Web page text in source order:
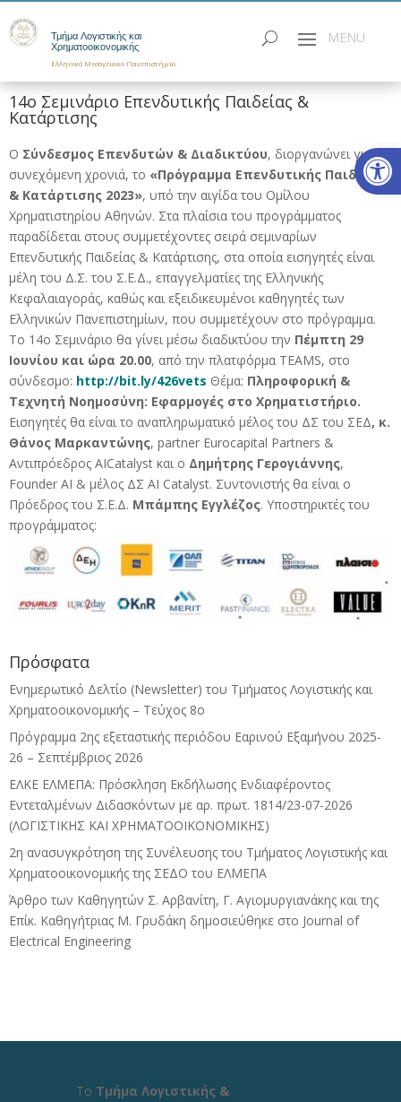
Τμήμα Λογιστικής και
Χρηματοοικονομικής
Ελληνικό Μεσογειακό Πανεπιστήμιο
14ο Σεμινάριο Επενδυτικής Παιδείας &
Κατάρτισης
Ο Σύνδεσμος Επενδυτών & Διαδικτύου, διοργανώνει για 9η
συνεχόμενη χρονιά, το «Πρόγραμμα Επενδυτικής Παιδείας
& Κατάρτισης 2023», υπό την αιγίδα του Ομίλου
Χρηματιστηρίου Αθηνών. Στα πλαίσια του προγράμματος
παραδίδεται στους συμμετέχοντες σειρά σεμιναρίων
Επενδυτικής Παιδείας & Κατάρτισης, στα οποία εισηγητές είναι
μέλη του Δ.Σ. του Σ.Ε.Δ., επαγγελματίες της Ελληνικής
Κεφαλαιαγοράς, καθώς και εξειδικευμένοι καθηγητές των
Ελληνικών Πανεπιστημίων, που συμμετέχουν στο πρόγραμμα.
Το 14ο Σεμινάριο θα γίνει μέσω διαδικτύου την Πέμπτη 29
Ιουνίου και ώρα 20.00, από την πλατφόρμα TEAMS, στο
σύνδεσμο: http://bit.ly/426vets Θέμα: Πληροφορική &
Τεχνητή Νοημοσύνη: Εφαρμογές στο Χρηματιστήριο.
Εισηγητές θα είναι το αναπληρωματικό μέλος του ΔΣ του ΣΕΔ, κ.
Θάνος Μαρκαντώνης, partner Eurocapital Partners &
Αντιπρόεδρος AICatalyst και ο Δημήτρης Γερογιάννης,
Founder AI & μέλος ΔΣ AI Catalyst. Συντονιστής θα είναι ο
Πρόεδρος του Σ.Ε.Δ. Μπάμπης Εγγλέζος. Υποστηρικτές του
προγράμματος:
Πρόσφατα
Ενημερωτικό Δελτίο (Newsletter) του Τμήματος Λογιστικής και
Χρηματοοικονομικής – Τεύχος 8ο
Πρόγραμμα 2ης εξεταστικής περιόδου Eαρινού Eξαμήνου 2025-
26 – Σεπτέμβριος 2026
ΕΛΚΕ ΕΛΜΕΠΑ: Πρόσκληση Εκδήλωσης Ενδιαφέροντος
Εντεταλμένων Διδασκόντων με αρ. πρωτ. 1814/23-07-2026
(ΛΟΓΙΣΤΙΚΗΣ ΚΑΙ ΧΡΗΜΑΤΟΟΙΚΟΝΟΜΙΚΗΣ)
2η ανασυγκρότηση της Συνέλευσης του Τμήματος Λογιστικής και
Χρηματοοικονομικής της ΣΕΔΟ του ΕΛΜΕΠΑ
Άρθρο των Καθηγητών Σ. Αρβανίτη, Γ. Αγιομυργιανάκης και της
Επίκ. Καθηγήτριας Μ. Γρυδάκη δημοσιεύθηκε στο Journal of
Electrical Engineering
Το Τμήμα Λογιστικής &